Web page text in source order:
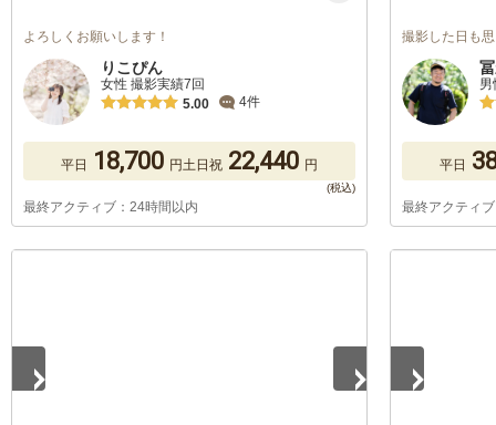
よろしくお願いします！
りこぴん
女性 撮影実績7回
5.00
4件
平日 18,700 円土日祝 22,440 円
最終アクティブ：24時間以内
撮影した日も
平日
最終アクティ